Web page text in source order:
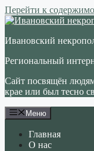
Перейти к
Ивановский
Региональный
Сайт посвящён
крае или был тесно
Меню
Главная
О нас